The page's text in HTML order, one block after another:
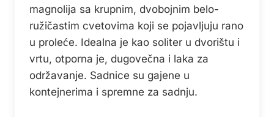
magnolija sa krupnim, dvobojnim belo-
ružičastim cvetovima koji se pojavljuju rano
u proleće. Idealna je kao soliter u dvorištu i
vrtu, otporna je, dugovečna i laka za
održavanje. Sadnice su gajene u
kontejnerima i spremne za sadnju.